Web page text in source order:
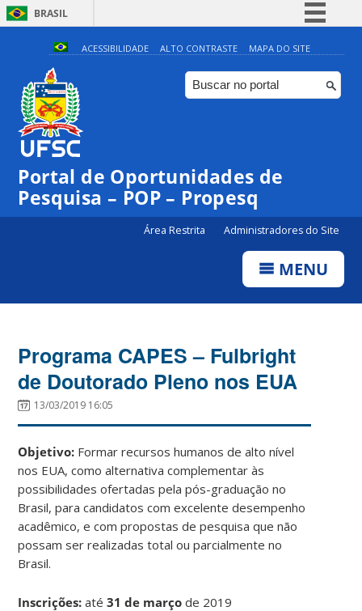
BRASIL
Simplifique!
Comunica BR
Participe
Canais
ACESSIBILIDADE ALTO CONTRASTE MAPA DO SITE
Portal de Oportunidades de
Pesquisa – POP – Propesq
Área Restrita Administradores do Site
MENU
Programa CAPES – Fulbright
de Doutorado Pleno nos EUA
13/03/2019 16:05
Objetivo: Formar recursos humanos de alto nível
nos EUA, como alternativa complementar às
possibilidades ofertadas pela pós-graduação no
Brasil, para candidatos com excelente desempenho
acadêmico, e com propostas de pesquisa que não
possam ser realizadas total ou parcialmente no
Brasil.
Inscrições: até31 de março de 2019